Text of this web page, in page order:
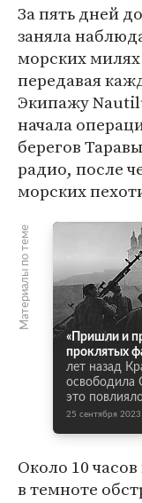
За пять дней
заняла
морских милях
передавая
Экипажу
начала
берегов
радио, после
морских
Материалы по теме
«Пришли и
проклятых
лет назад
освободила
это
25 сентября 2023
Около 10
в темноте